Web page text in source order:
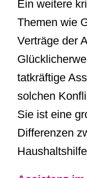
Ein weitere
Themen wie
Verträge der
tatkräftige
solchen
Sie ist eine
Differenzen